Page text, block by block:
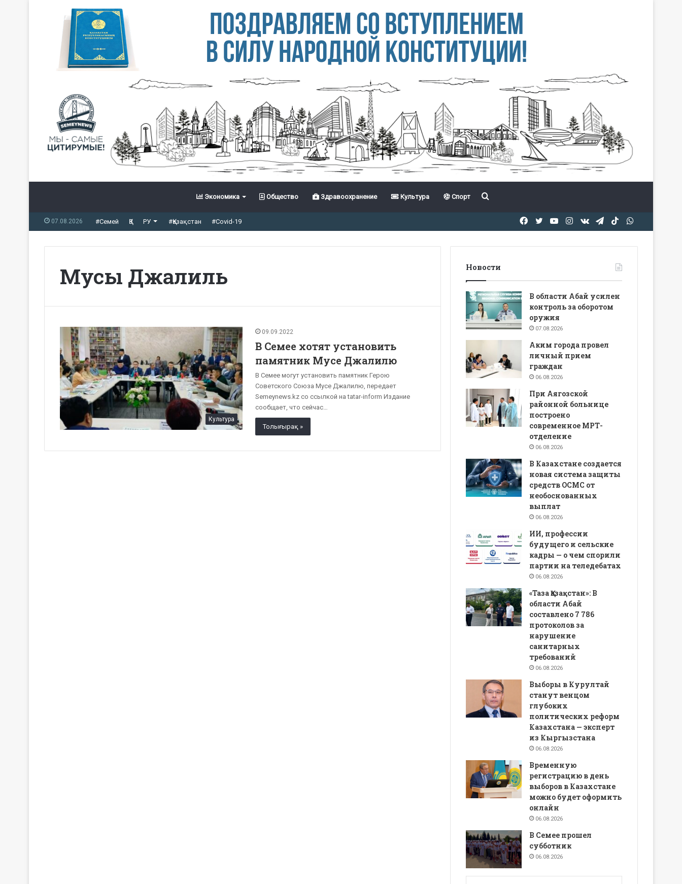
Экономика Общество Здравоохранение Культура Спорт Іздеу
07.08.2026 #Семей ҚЗ РУ #Қазақстан #Covid-19 TikTok
Telegram
vk.com
Instagram
YouTube
Twitter
Facebook
Мусы Джалиль
Культура
09.09.2022
В Семее хотят установить
памятник Мусе Джалилю
В Семее могут установить памятник Герою
Советского Союза Мусе Джалилю, передает
Semeynews.kz со ссылкой на tatar-inform Издание
сообщает, что сейчас…
Толығырақ »
Новости
В области Абай усилен
контроль за оборотом
оружия
07.08.2026
Аким города провел
личный прием
граждан
06.08.2026
При Аягозской
районной больнице
построено
современное МРТ-
отделение
06.08.2026
В Казахстане создается
новая система защиты
средств ОСМС от
необоснованных
выплат
06.08.2026
ИИ, профессии
будущего и сельские
кадры — о чем спорили
партии на теледебатах
06.08.2026
«Таза Қазақстан»: В
области Абай
составлено 7 786
протоколов за
нарушение
санитарных
требований
06.08.2026
Выборы в Курултай
станут венцом
глубоких
политических реформ
Казахстана — эксперт
из Кыргызстана
06.08.2026
Временную
регистрацию в день
выборов в Казахстане
можно будет оформить
онлайн
06.08.2026
В Семее прошел
субботник
06.08.2026